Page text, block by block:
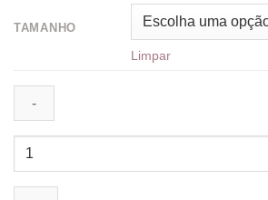
TAMANHO
Limpar
Quantidade
Tshirt